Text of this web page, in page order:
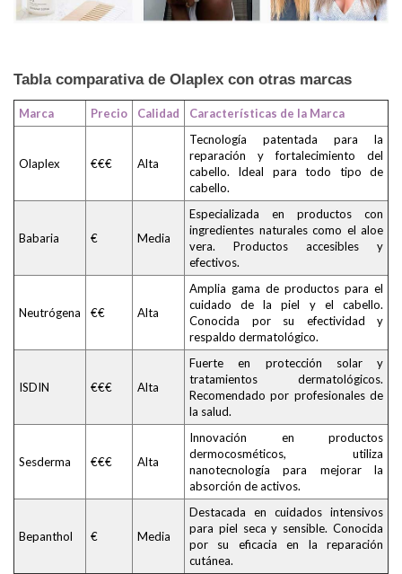
Tabla comparativa de Olaplex con otras marcas
Marca Precio Calidad Características de la Marca
Olaplex €€€ Alta
Tecnología patentada para la
reparación y fortalecimiento del
cabello. Ideal para todo tipo de
cabello.
Babaria € Media
Especializada en productos con
ingredientes naturales como el aloe
vera. Productos accesibles y
efectivos.
Neutrógena €€ Alta
Amplia gama de productos para el
cuidado de la piel y el cabello.
Conocida por su efectividad y
respaldo dermatológico.
ISDIN €€€ Alta
Fuerte en protección solar y
tratamientos dermatológicos.
Recomendado por profesionales de
la salud.
Sesderma €€€ Alta
Innovación en productos
dermocosméticos, utiliza
nanotecnología para mejorar la
absorción de activos.
Bepanthol € Media
Destacada en cuidados intensivos
para piel seca y sensible. Conocida
por su eficacia en la reparación
cutánea.